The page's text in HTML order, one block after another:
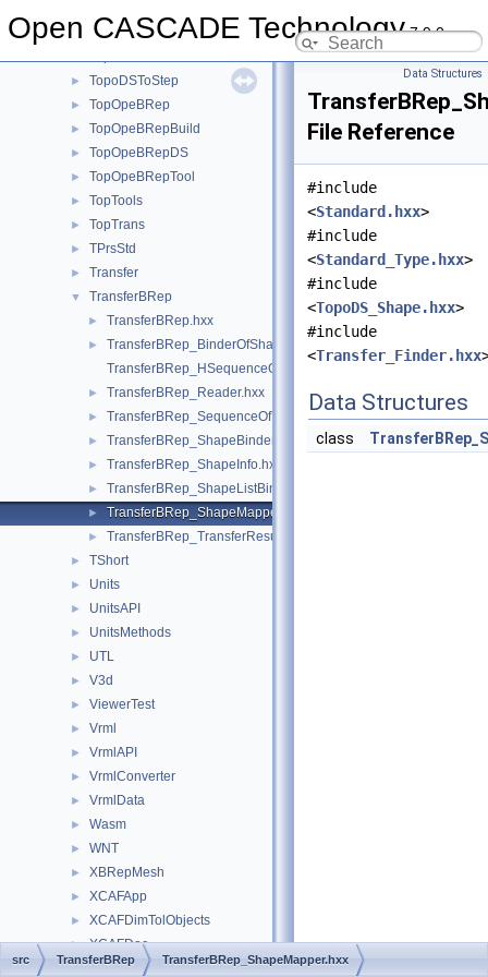
Open CASCADE Technology7.9.0
TopLoc
► TopoDSToStep
► TopOpeBRep
► TopOpeBRepBuild
► TopOpeBRepDS
► TopOpeBRepTool
► TopTools
► TopTrans
► TPrsStd
► Transfer
▼ TransferBRep
► TransferBRep.hxx
►
TransferBRep_BinderOfShape.hxx
TransferBRep_HSequenceOfTransferResultInfo.hxx
► TransferBRep_Reader.hxx
► TransferBRep_SequenceOfTransferResultInfo.hxx
► TransferBRep_ShapeBinder.hxx
► TransferBRep_ShapeInfo.hxx
► TransferBRep_ShapeListBinder.hxx
► TransferBRep_ShapeMapper.hxx
► TransferBRep_TransferResultInfo.hxx
► TShort
► Units
► UnitsAPI
► UnitsMethods
► UTL
► V3d
► ViewerTest
► Vrml
► VrmlAPI
► VrmlConverter
► VrmlData
► Wasm
► WNT
► XBRepMesh
► XCAFApp
► XCAFDimTolObjects
► XCAFDoc
► XCAFNoteObjects
Data Structures
File Reference
#include
<Standard.hxx>
#include
<Standard_Type.hxx>
#include
<TopoDS_Shape.hxx>
#include
<Transfer_Finder.hxx
Data Structures
class
src TransferBRep TransferBRep_ShapeMapper.hxx